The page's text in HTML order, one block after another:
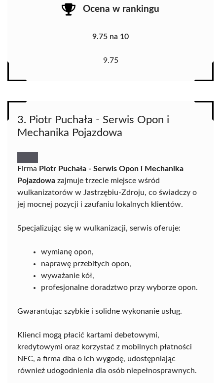
Ocena w rankingu
9.75 na 10
9.75
3. Piotr Puchała - Serwis Opon i
Mechanika Pojazdowa
Firma Piotr Puchała - Serwis Opon i Mechanika
Pojazdowa zajmuje trzecie miejsce wśród
wulkanizatorów w Jastrzębiu-Zdroju, co świadczy o
jej mocnej pozycji i zaufaniu lokalnych klientów.
Specjalizując się w wulkanizacji, serwis oferuje:
wymianę opon,
naprawę przebitych opon,
wyważanie kół,
profesjonalne doradztwo przy wyborze opon.
Gwarantując szybkie i solidne wykonanie usług.
Klienci mogą płacić kartami debetowymi,
kredytowymi oraz korzystać z mobilnych płatności
NFC, a firma dba o ich wygodę, udostępniając
również udogodnienia dla osób niepełnosprawnych.